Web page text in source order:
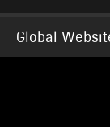
Global